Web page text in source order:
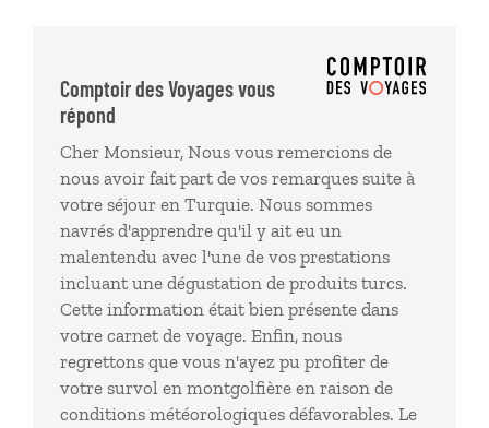
brunch copieux puisque nous faisions des journées
non stop de 9 h à 17:30h sans pose déjeuner. Nous
n’avons donc pas profité de cette expérience
gourmande. L’autre majeur : le survol de la
Cappadoce a été programmé la veille de notre retour.
Levés à 2:30h du matin nous sommes allés jusqu’au
point de décollage et sommes illico revenus à notre
logement. Le volsans aucune information !!!!
Comptoir des Voyages vous
répond
Cher Monsieur, Nous vous remercions de
nous avoir fait part de vos remarques suite à
votre séjour en Turquie. Nous sommes
navrés d'apprendre qu'il y ait eu un
malentendu avec l'une de vos prestations
incluant une dégustation de produits turcs.
Cette information était bien présente dans
votre carnet de voyage. Enfin, nous
regrettons que vous n'ayez pu profiter de
votre survol en montgolfière en raison de
conditions météorologiques défavorables. Le